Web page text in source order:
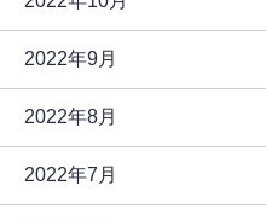
2022年9月
2022年8月
2022年7月